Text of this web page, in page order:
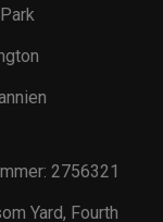
2756321
Yard, Fourth